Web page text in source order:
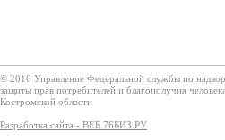
© 2016 Управление Федеральной службы по
защиты прав потребителей и благополучия
Костромской области
Разработка сайта - ВЕБ.76БИЗ.РУ